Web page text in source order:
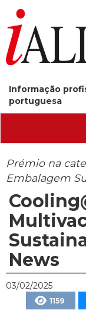
Informação
portuguesa
Prémio na
Embalagem
News
03/02/2025
1159